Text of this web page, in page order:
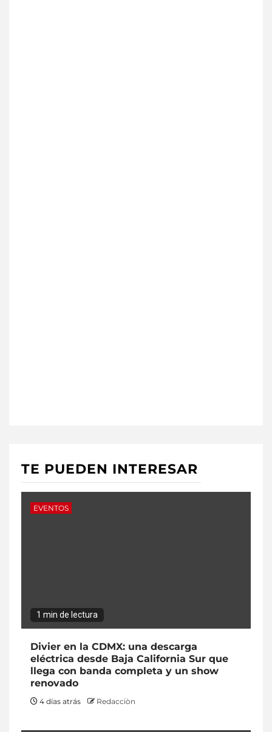
TE PUEDEN INTERESAR
EVENTOS
1 min de lectura
Divier en la CDMX: una descarga
eléctrica desde Baja California Sur que
llega con banda completa y un show
renovado
4 días atrás Redacciòn